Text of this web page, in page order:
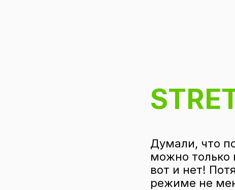
Думали, что
можно только
вот и нет!
режиме не